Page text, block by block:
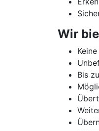
Wir
Bis